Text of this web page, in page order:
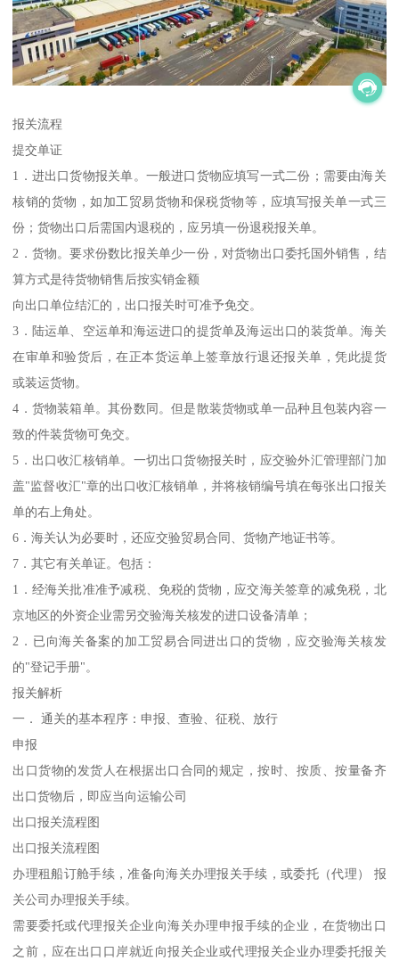
报关流程
提交单证
1．进出口货物报关单。一般进口货物应填写一式二份；需要由海关
核销的货物，如加工贸易货物和保税货物等，应填写报关单一式三
份；货物出口后需国内退税的，应另填一份退税报关单。
2．货物。要求份数比报关单少一份，对货物出口委托国外销售，结
算方式是待货物销售后按实销金额
向出口单位结汇的，出口报关时可准予免交。
3．陆运单、空运单和海运进口的提货单及海运出口的装货单。海关
在审单和验货后，在正本货运单上签章放行退还报关单，凭此提货
或装运货物。
4．货物装箱单。其份数同。但是散装货物或单一品种且包装内容一
致的件装货物可免交。
5．出口收汇核销单。一切出口货物报关时，应交验外汇管理部门加
盖"监督收汇"章的出口收汇核销单，并将核销编号填在每张出口报关
单的右上角处。
6．海关认为必要时，还应交验贸易合同、货物产地证书等。
7．其它有关单证。包括：
1．经海关批准准予减税、免税的货物，应交海关签章的减免税，北
京地区的外资企业需另交验海关核发的进口设备清单；
2．已向海关备案的加工贸易合同进出口的货物，应交验海关核发
的"登记手册"。
报关解析
一． 通关的基本程序：申报、查验、征税、放行
申报
出口货物的发货人在根据出口合同的规定，按时、按质、按量备齐
出口货物后，即应当向运输公司
出口报关流程图
出口报关流程图
办理租船订舱手续，准备向海关办理报关手续，或委托（代理） 报
关公司办理报关手续。
需要委托或代理报关企业向海关办理申报手续的企业，在货物出口
之前，应在出口口岸就近向报关企业或代理报关企业办理委托报关